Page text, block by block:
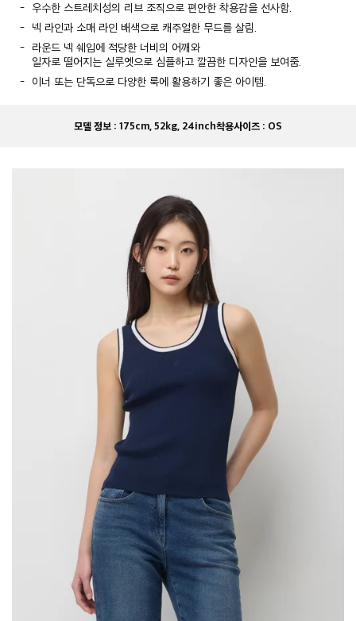
우수한 스트레치성의 리브 조직으로 편안한 착용감을 선사함.
넥 라인과 소매 라인 배색으로 캐주얼한 무드를 살림.
라운드 넥 쉐입에 적당한 너비의 어깨와
일자로 떨어지는 실루엣으로 심플하고 깔끔한 디자인을 보여줌.
이너 또는 단독으로 다양한 룩에 활용하기 좋은 아이템.
모델 정보 : 175cm, 52kg, 24inch착용사이즈 : OS